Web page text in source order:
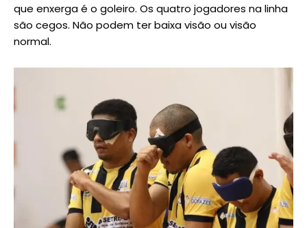
que enxerga é o goleiro. Os quatro jogadores na linha
são cegos. Não podem ter baixa visão ou visão
normal.